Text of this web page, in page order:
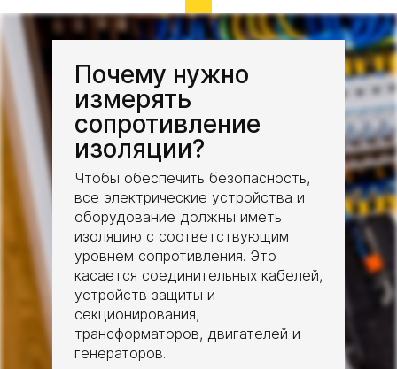
01
02
Почему нужно
измерять
сопротивление
изоляции?
Чтобы обеспечить безопасность,
все электрические устройства и
оборудование должны иметь
изоляцию с соответствующим
уровнем сопротивления. Это
касается соединительных кабелей,
устройств защиты и
секционирования,
трансформаторов, двигателей и
генераторов.